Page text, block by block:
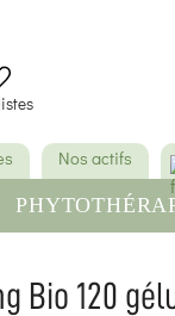
Nos actifs
Bio 120